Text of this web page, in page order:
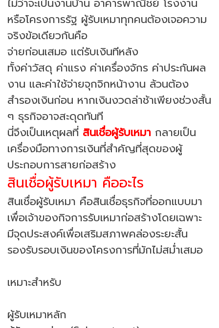
หรือโครงการรัฐ ผู้รับเหมาทุกคนต้องเจอความ
จริงข้อเดียวกันคือ
จ่ายก่อนเสมอ แต่รับเงินทีหลัง
ทั้งค่าวัสดุ ค่าแรง ค่าเครื่องจักร ค่าประกันผล
งาน และค่าใช้จ่ายจุกจิกหน้างาน ล้วนต้อง
สำรองเงินก่อน หากเงินงวดล่าช้าเพียงช่วงสั้น
ๆ ธุรกิจอาจสะดุดทันที
นี่จึงเป็นเหตุผลที่ สินเชื่อผู้รับเหมา กลายเป็น
เครื่องมือทางการเงินที่สำคัญที่สุดของผู้
ประกอบการสายก่อสร้าง
สินเชื่อผู้รับเหมา คืออะไร
สินเชื่อผู้รับเหมา คือสินเชื่อธุรกิจที่ออกแบบมา
เพื่อเจ้าของกิจการรับเหมาก่อสร้างโดยเฉพาะ
มีจุดประสงค์เพื่อเสริมสภาพคล่องระยะสั้น
รองรับรอบเงินของโครงการที่มักไม่สม่ำเสมอ
เหมาะสำหรับ
ผู้รับเหมาหลัก